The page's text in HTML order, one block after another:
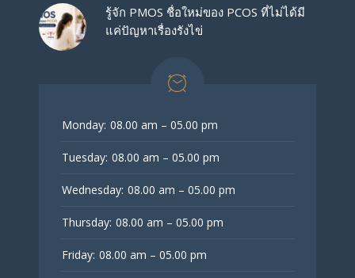
รู้จัก PMOS ชื่อใหม่ของ PCOS ที่ไม่ได้มี
แค่ปัญหาเรื่องรังไข่
Monday: 08.00 am – 05.00 pm
Tuesday: 08.00 am – 05.00 pm
Wednesday: 08.00 am – 05.00 pm
Thursday: 08.00 am – 05.00 pm
Friday: 08.00 am – 05.00 pm